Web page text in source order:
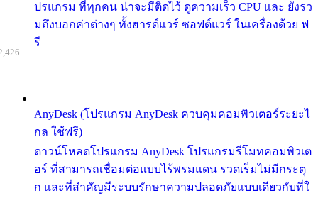
ปรแกรม ที่ทุกคน น่าจะมีติดไว้ ดูความเร็ว CPU และ ยังรว
มถึงบอกค่าต่างๆ ทั้งฮารด์แวร์ ซอฟต์แวร์ ในเครื่องด้วย ฟ
รี
AnyDesk (โปรแกรม AnyDesk ควบคุมคอมพิวเตอร์ระยะไ
กล ใช้ฟรี)
ดาวน์โหลดโปรแกรม AnyDesk โปรแกรมรีโมทคอมพิวเต
อร์ ที่สามารถเชื่อมต่อแบบไร้พรมแดน รวดเร็มไม่มีกระตุ
ก และที่สำคัญมีระบบรักษาความปลอดภัยแบบเดียวกับที่ใ